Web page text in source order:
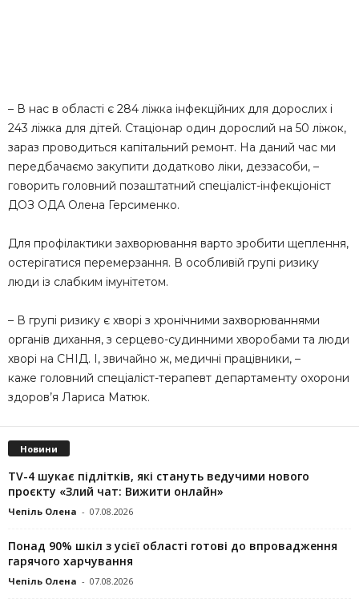
– В нас в області є 284 ліжка інфекційних для дорослих і
243 ліжка для дітей. Стаціонар один дорослий на 50 ліжок,
зараз проводиться капітальний ремонт. На даний час ми
передбачаємо закупити додатково ліки, деззасоби, –
говорить головний позаштатний спеціаліст-інфекціоніст
ДОЗ ОДА Олена Герсименко.
Для профілактики захворювання варто зробити щеплення,
остерігатися перемерзання. В особливій групі ризику
люди із слабким імунітетом.
– В групі ризику є хворі з хронічними захворюваннями
органів дихання, з серцево-судинними хворобами та люди
хворі на СНІД. І, звичайно ж, медичні працівники, –
каже головний спеціаліст-терапевт департаменту охорони
здоров’я Лариса Матюк.
Новини
TV-4 шукає підлітків, які стануть ведучими нового
проєкту «Злий чат: Вижити онлайн»
Чепіль Олена - 07.08.2026
Понад 90% шкіл з усієї області готові до впровадження
гарячого харчування
Чепіль Олена - 07.08.2026